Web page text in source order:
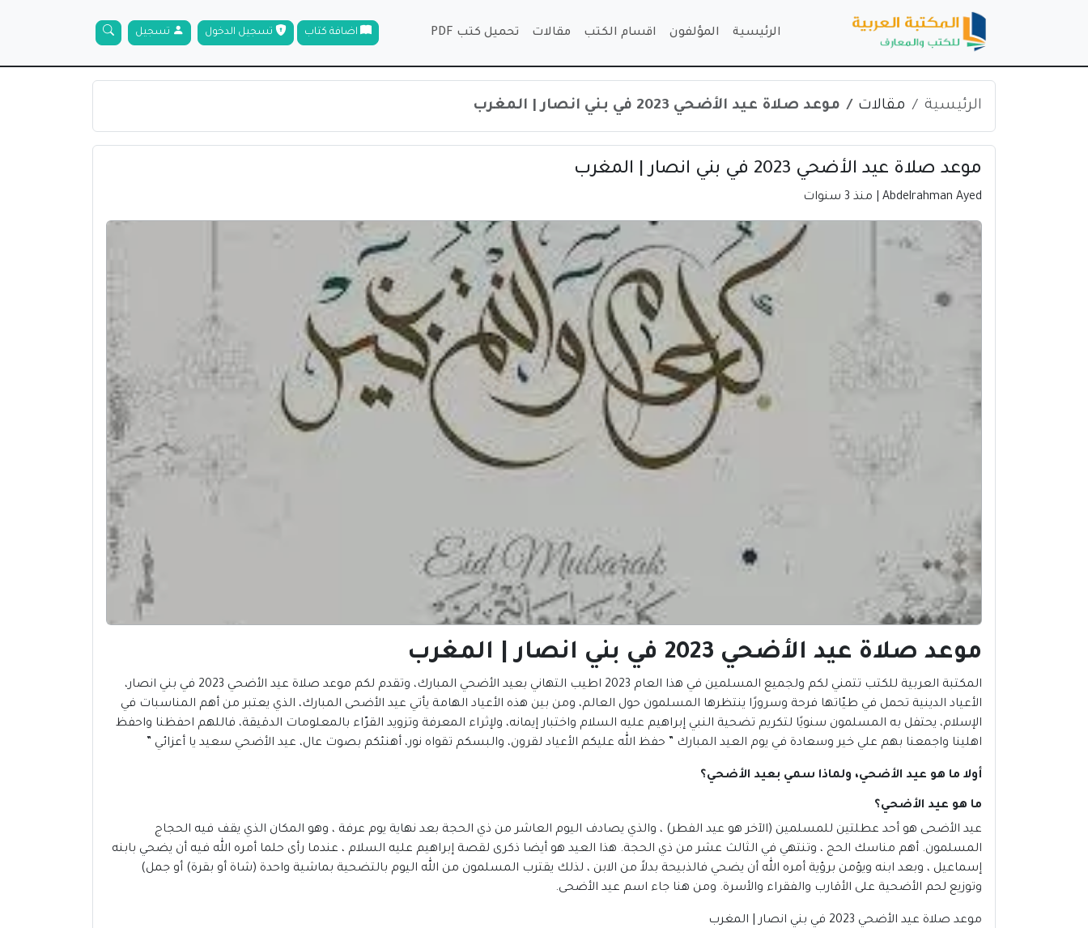
الرئيسية المؤلفون اقسام الكتب مقالات تحميل كتب PDF
الرئيسية مقالات موعد صلاة عيد الأضحي 2023 في بني انصار | المغرب
موعد صلاة عيد الأضحي 2023 في بني انصار | المغرب
Abdelrahman Ayed | منذ 3 سنوات
موعد صلاة عيد الأضحي 2023 في بني انصار | المغرب
المكتبة العربية للكتب تتمني لكم ولجميع المسلمين في هذا العام 2023 اطيب التهاني بعيد الأضحي المبارك، وتقدم لكم موعد صلاة عيد الأضحي 2023 في بني انصار،
الأعياد الدينية تحمل في طيّاتها فرحة وسرورًا ينتظرها المسلمون حول العالم، ومن بين هذه الأعياد الهامة يأتي عيد الأضحى المبارك، الذي يعتبر من أهم المناسبات في
الإسلام، يحتفل به المسلمون سنويًا لتكريم تضحية النبي إبراهيم عليه السلام واختبار إيمانه، ولإثراء المعرفة وتزويد القرّاء بالمعلومات الدقيقة، فاللهم احفظنا واحفظ
اهلينا واجمعنا بهم علي خير وسعادة في يوم العيد المبارك ” حفظ الله عليكم الأعياد لقرون، والبسكم تقواه نور، أهنئكم بصوت عال، عيد الأضحي سعيد يا أعزائي ”
أولا ما هو عيد الأضحي، ولماذا سمي بعيد الأضحي؟
ما هو عيد الأضحي؟
عيد الأضحى هو أحد عطلتين للمسلمين (الآخر هو عيد الفطر) ، والذي يصادف اليوم العاشر من ذي الحجة بعد نهاية يوم عرفة ، وهو المكان الذي يقف فيه الحجاج
المسلمون. أهم مناسك الحج ، وتنتهي في الثالث عشر من ذي الحجة. هذا العيد هو أيضا ذكرى لقصة إبراهيم عليه السلام ، عندما رأى حلما أمره الله فيه أن يضحي بابنه
إسماعيل ، وبعد ابنه ويؤمن برؤية أمره الله أن يضحي فالذبيحة بدلاً من الابن ، لذلك يقترب المسلمون من الله اليوم بالتضحية بماشية واحدة (شاة أو بقرة) أو جمل)
وتوزيع لحم الأضحية على الأقارب والفقراء والأسرة. ومن هنا جاء اسم عيد الأضحى.
موعد صلاة عيد الأضحي 2023 في بني انصار | المغرب